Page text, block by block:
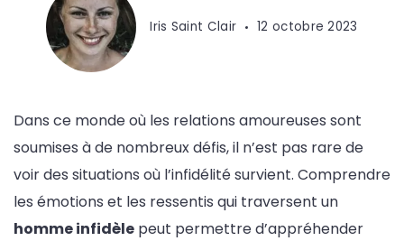
Iris Saint Clair 12 octobre 2023
Dans ce monde où les relations amoureuses sont
soumises à de nombreux défis, il n’est pas rare de
voir des situations où l’infidélité survient. Comprendre
les émotions et les ressentis qui traversent un
homme infidèle peut permettre d’appréhender